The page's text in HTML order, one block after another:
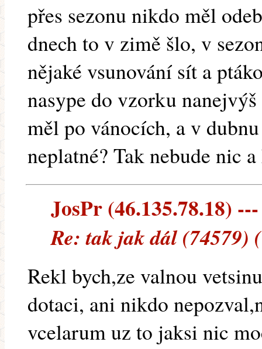
přes sezonu nikdo měl
dnech to v zimě šlo, v
nějaké vsunování sít a
nasype do vzorku
měl po vánocích, a v
neplatné? Tak nebude nic
JosPr (46.135.78.18)
Re: tak jak dál (74579)
Rekl bych,ze valnou
dotaci, ani nikdo
vcelarum uz to jaksi nic